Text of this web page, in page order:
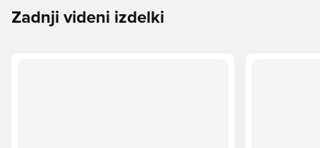
Zadnji videni izdelki